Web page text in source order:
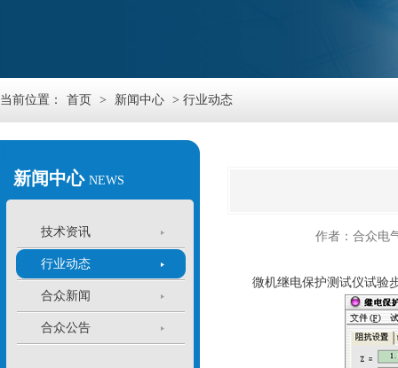
当前位置： 首页 > 新闻中心 > 行业动态
新闻中心 NEWS
技术资讯
行业动态
合众新闻
合众公告
作者：合众电
微机继电保护测试仪试验